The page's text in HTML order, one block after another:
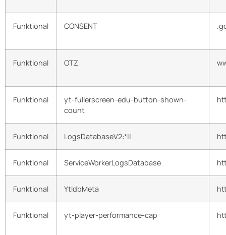
Funktional CONSENT
Funktional OTZ
Funktional
yt-fullerscreen-edu-button-shown-
count
Funktional LogsDatabaseV2:*||
Funktional ServiceWorkerLogsDatabase
Funktional YtldbMeta
Funktional yt-player-performance-cap